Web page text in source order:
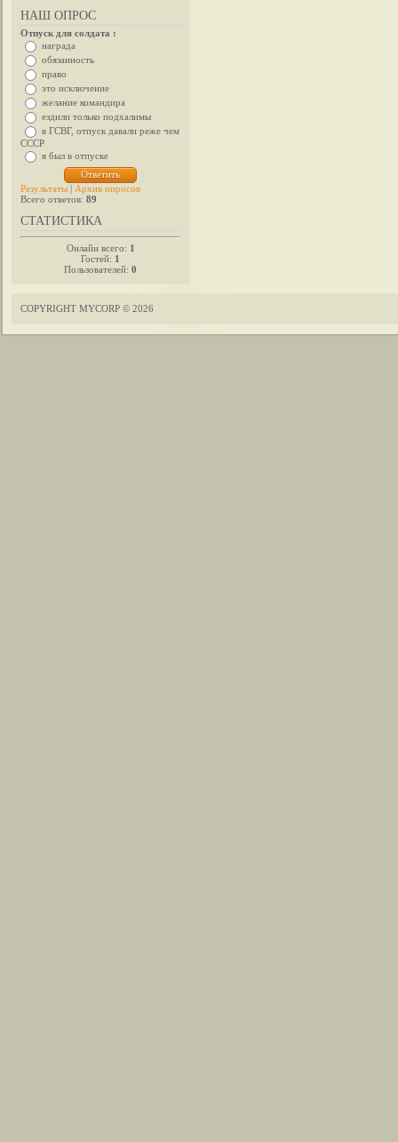
НАШ ОПРОС
Отпуск для солдата :
награда
обязанность
право
это исключение
желание командира
ездили только подхалимы
в ГСВГ, отпуск давали реже чем
СССР
я был в отпуске
Результаты | Архив опросов
Всего ответов: 89
СТАТИСТИКА
Онлайн всего: 1
Гостей: 1
Пользователей: 0
COPYRIGHT MYCORP © 2026